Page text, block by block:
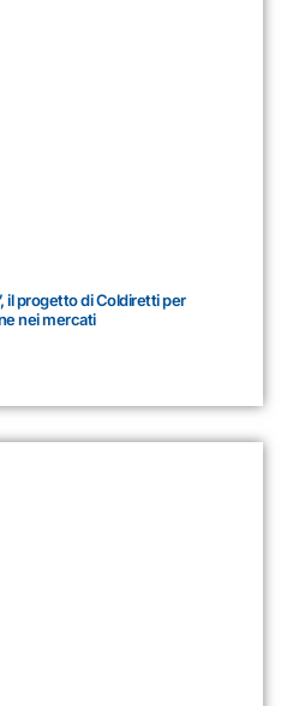
il progetto di Coldiretti per
nei mercati